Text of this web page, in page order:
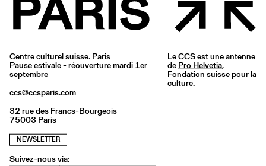
Centre culturel suisse. Paris
Pause estivale - réouverture mardi 1er
septembre
ccs@ccsparis.com
32 rue des Francs-Bourgeois
75003 Paris
NEWSLETTER
Suivez-nous via:
Le CCS est une antenne
de Pro Helvetia,
Fondation suisse pour la
culture.